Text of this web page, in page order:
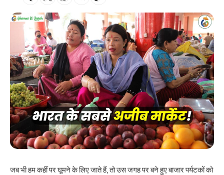
जब भी हम कहीं पर घूमने के लिए जाते हैं, तो उस जगह पर बने हुए बाजार पर्यटकों को